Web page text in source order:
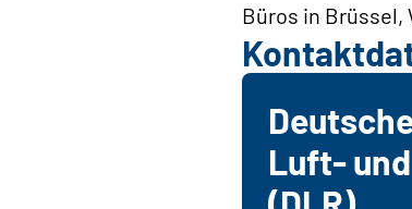
Büros in Brüssel,
Luft-